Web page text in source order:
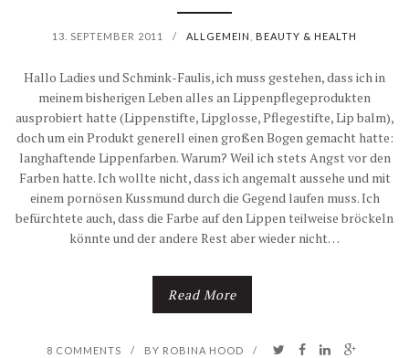
13. SEPTEMBER 2011 / ALLGEMEIN BEAUTY & HEALTH
Hallo Ladies und Schmink-Faulis, ich muss gestehen, dass ich in
meinem bisherigen Leben alles an Lippenpflegeprodukten
ausprobiert hatte (Lippenstifte, Lipglosse, Pflegestifte, Lip balm),
doch um ein Produkt generell einen großen Bogen gemacht hatte:
langhaftende Lippenfarben. Warum? Weil ich stets Angst vor den
Farben hatte. Ich wollte nicht, dass ich angemalt aussehe und mit
einem pornösen Kussmund durch die Gegend laufen muss. Ich
befürchtete auch, dass die Farbe auf den Lippen teilweise bröckeln
könnte und der andere Rest aber wieder nicht…
Read More
8 COMMENTS / BY ROBINA HOOD /